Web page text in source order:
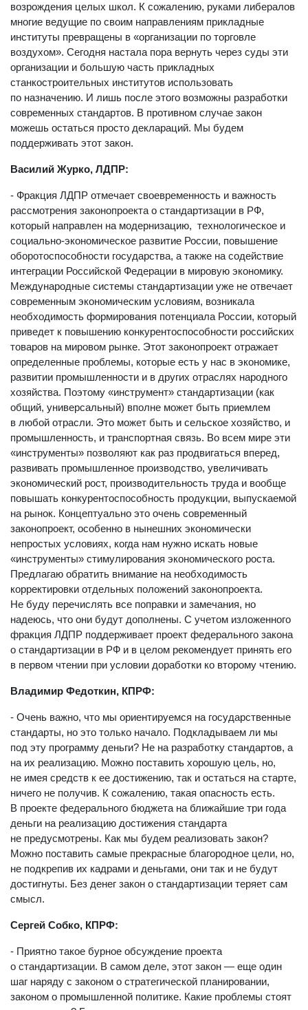
возрождения целых школ. К сожалению, руками либералов
многие ведущие по своим направлениям прикладные
институты превращены в «организации по торговле
воздухом». Сегодня настала пора вернуть через суды эти
организации и большую часть прикладных
станкостроительных институтов использовать
по назначению. И лишь после этого возможны разработки
современных стандартов. В противном случае закон
можешь остаться просто деклараций. Мы будем
поддерживать этот закон.
Василий Журко, ЛДПР:
- Фракция ЛДПР отмечает своевременность и важность
рассмотрения законопроекта о стандартизации в РФ,
который направлен на модернизацию, технологическое и
социально-экономическое развитие России, повышение
оборотоспособности государства, а также на содействие
интеграции Российской Федерации в мировую экономику.
Международные системы стандартизации уже не отвечает
современным экономическим условиям, возникала
необходимость формирования потенциала России, который
приведет к повышению конкурентоспособности российских
товаров на мировом рынке. Этот законопроект отражает
определенные проблемы, которые есть у нас в экономике,
развитии промышленности и в других отраслях народного
хозяйства. Поэтому «инструмент» стандартизации (как
общий, универсальный) вполне может быть приемлем
в любой отрасли. Это может быть и сельское хозяйство, и
промышленность, и транспортная связь. Во всем мире эти
«инструменты» позволяют как раз продвигаться вперед,
развивать промышленное производство, увеличивать
экономический рост, производительность труда и вообще
повышать конкурентоспособность продукции, выпускаемой
на рынок. Концептуально это очень современный
законопроект, особенно в нынешних экономически
непростых условиях, когда нам нужно искать новые
«инструменты» стимулирования экономического роста.
Предлагаю обратить внимание на необходимость
корректировки отдельных положений законопроекта.
Не буду перечислять все поправки и замечания, но
надеюсь, что они будут дополнены. С учетом изложенного
фракция ЛДПР поддерживает проект федерального закона
о стандартизации в РФ и в целом рекомендует принять его
в первом чтении при условии доработки ко второму чтению.
Владимир Федоткин, КПРФ:
- Очень важно, что мы ориентируемся на государственные
стандарты, но это только начало. Подкладываем ли мы
под эту программу деньги? Не на разработку стандартов, а
на их реализацию. Можно поставить хорошую цель, но,
не имея средств к ее достижению, так и остаться на старте,
ничего не получив. К сожалению, такая опасность есть.
В проекте федерального бюджета на ближайшие три года
деньги на реализацию достижения стандарта
не предусмотрены. Как мы будем реализовать закон?
Можно поставить самые прекрасные благородное цели, но,
не подкрепив их кадрами и деньгами, они так и не будут
достигнуты. Без денег закон о стандартизации теряет сам
смысл.
Сергей Собко, КПРФ:
- Приятно такое бурное обсуждение проекта
о стандартизации. В самом деле, этот закон — еще один
шаг наряду с законом о стратегической планировании,
законом о промышленной политике. Какие проблемы стоят